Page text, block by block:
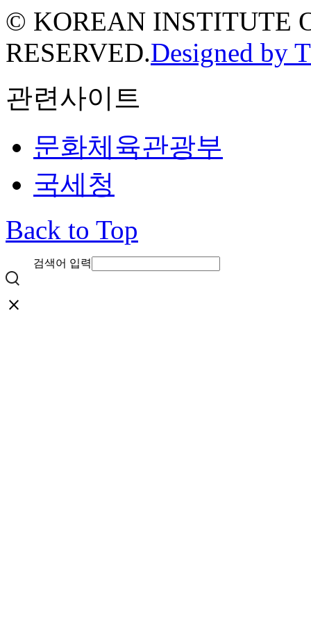
© KOREAN INSTITUTE
RESERVED.Designed by
관련사이트
문화체육관광부
국세청
Back to Top
검색어 입력
close